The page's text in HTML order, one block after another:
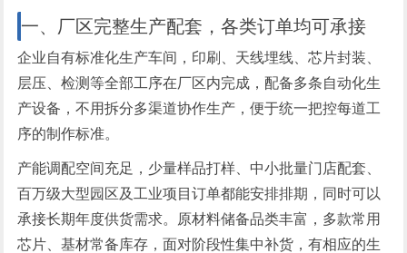
一、厂区完整生产配套，各类订单均可承接
企业自有标准化生产车间，印刷、天线埋线、芯片封装、
层压、检测等全部工序在厂区内完成，配备多条自动化生
产设备，不用拆分多渠道协作生产，便于统一把控每道工
序的制作标准。
产能调配空间充足，少量样品打样、中小批量门店配套、
百万级大型园区及工业项目订单都能安排排期，同时可以
承接长期年度供货需求。原材料储备品类丰富，多款常用
芯片、基材常备库存，面对阶段性集中补货，有相应的生